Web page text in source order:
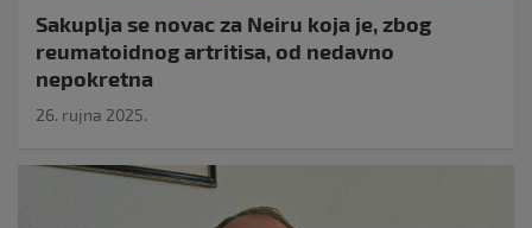
Sakuplja se novac za Neiru koja je, zbog
reumatoidnog artritisa, od nedavno
nepokretna
26. rujna 2025.